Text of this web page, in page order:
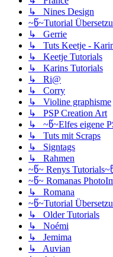
↳ Nines Design
~წ~Tutorial
↳ Gerrie
↳ Tuts Keetje -
↳ Keetje Tutorials
↳ Karins Tutorials
↳ Ri@
↳ Corry
↳ Violine graphisme
↳ PSP Creation Art
↳ ~წ~Elfes eigene
↳ Tuts mit Scraps
↳ Signtags
↳ Rahmen
~წ~ Renys
~წ~ Romanas
↳ Romana
~წ~Tutorial
↳ Older Tutorials
↳ Noémi
↳ Jemima
↳ Auvian